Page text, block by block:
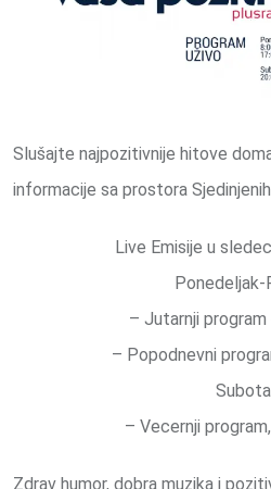
Slušajte najpozitivnije hitove
informacije sa prostora
Live Emisije u
– Jutarnji
– Popodnevni
Subota
– Vecernji
Zdrav humor, dobra muzika i